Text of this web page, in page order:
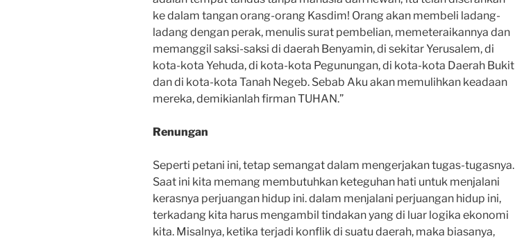
ke dalam tangan orang-orang Kasdim! Orang akan membeli ladang-
ladang dengan perak, menulis surat pembelian, memeteraikannya dan
memanggil saksi-saksi di daerah Benyamin, di sekitar Yerusalem, di
kota-kota Yehuda, di kota-kota Pegunungan, di kota-kota Daerah Bukit
dan di kota-kota Tanah Negeb. Sebab Aku akan memulihkan keadaan
mereka, demikianlah firman TUHAN.”
Renungan
Seperti petani ini, tetap semangat dalam mengerjakan tugas-tugasnya.
Saat ini kita memang membutuhkan keteguhan hati untuk menjalani
kerasnya perjuangan hidup ini. dalam menjalani perjuangan hidup ini,
terkadang kita harus mengambil tindakan yang di luar logika ekonomi
kita. Misalnya, ketika terjadi konflik di suatu daerah, maka biasanya,